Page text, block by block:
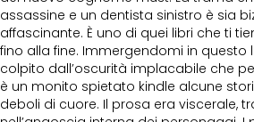
assassine e un dentista sinistro è sia
affascinante. È uno di quei libri che ti
fino alla fine. Immergendomi in questo
colpito dall’oscurità implacabile che
è un monito spietato kindle alcune
deboli di cuore. Il prosa era viscerale,